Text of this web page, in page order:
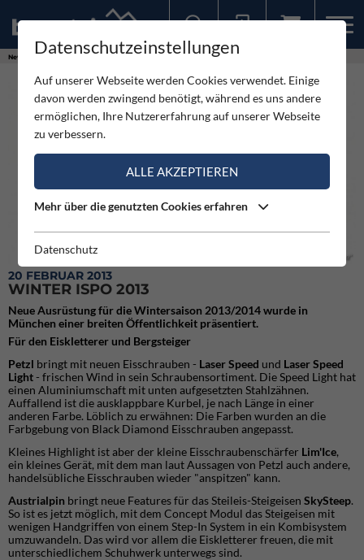
News
Petzl Eisschraubenschärfer "Lim'Ice"
20 FEBRUAR 2013
WINTER ISPO 2013
Neue Ausrüstung für die Wintersaison 2013/2014 wurde in
München einer breiten Öffentlichkeit präsentiert.
Für den Eiskletterer und Bergsteiger
Petzl bringt mit neuen Eisschrauben - Laser Speed und Laser Speed
Light- frischen Wind in sein Schraubensortiment. Die Speed Light hat
einen Aluminiumschaft mit unten aufgesetzten Stahlzähnen.
Auffallend ist die ausklappbare Kurbel, je nach Länge in einer
anderen Farbe. Löblich zu erwähnen: Die Farben wurden an die
Farbgebung von Black Diamond Eisschrauben angepasst.
Kleines Highlight ist aber der kleine Eisschraubenschärfer Lim'Ice,
ein kleines Gerät, mit dem man laut Aussagen von Petzl auch andere,
handelsübliche Eisschrauben wieder "anspitzen" kann.
Austrialpin bringt neue Features für das Steileis-Steigeisen SkySteep.
So ist es jetzt möglich, mit dem Concept Modul das Steigeisen mit
wenigen Handgriffen von einem Step-In System in ein Kombisystem
umzuwandeln. Das wird vor allem die Eiskletterer freuen, die mit
unterschiedlichem Schuhwerk unterwegs sind.
Datenschutzeinstellungen
Auf unserer Webseite werden Cookies verwendet. Einige
davon werden zwingend benötigt, während es uns andere
ermöglichen, Ihre Nutzererfahrung auf unserer Webseite
zu verbessern.
ALLE AKZEPTIEREN
Mehr über die genutzten Cookies erfahren
Datenschutz